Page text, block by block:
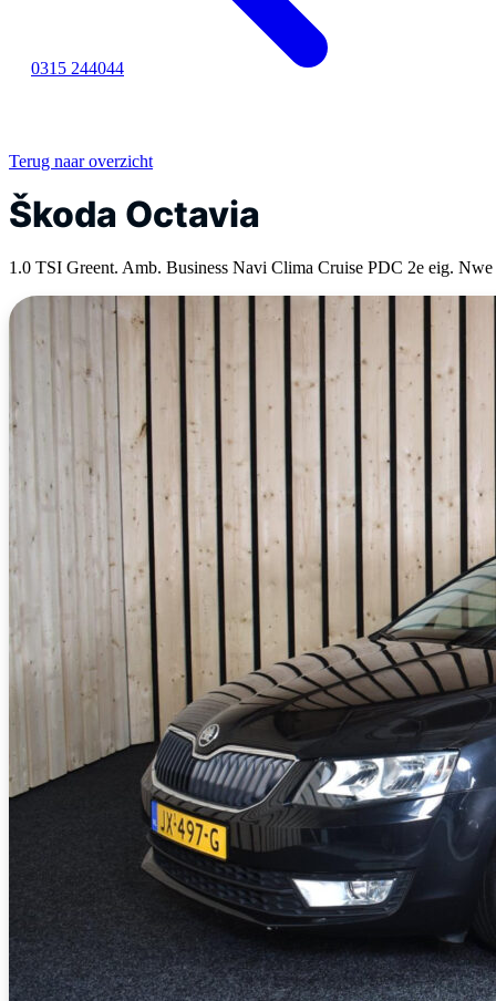
0315 244044
Terug naar overzicht
Škoda Octavia
1.0 TSI Greent. Amb. Business Navi Clima Cruise PDC 2e eig.